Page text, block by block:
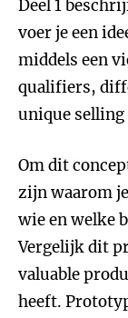
Deel 1
voer je een
middels een
qualifiers,
unique
Om dit
zijn waarom
wie en welke
Vergelijk dit
valuable
heeft.